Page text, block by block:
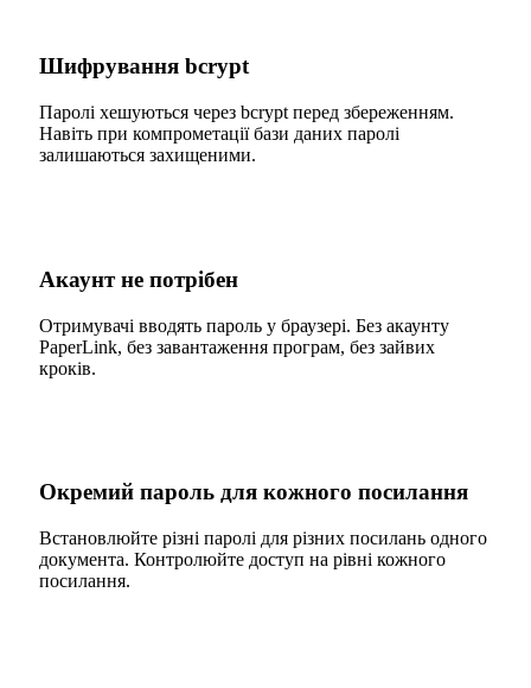
Шифрування bcrypt
Паролі хешуються через bcrypt перед збереженням.
Навіть при компрометації бази даних паролі
залишаються захищеними.
Акаунт не потрібен
Отримувачі вводять пароль у браузері. Без акаунту
PaperLink, без завантаження програм, без зайвих
кроків.
Окремий пароль для кожного посилання
Встановлюйте різні паролі для різних посилань одного
документа. Контролюйте доступ на рівні кожного
посилання.